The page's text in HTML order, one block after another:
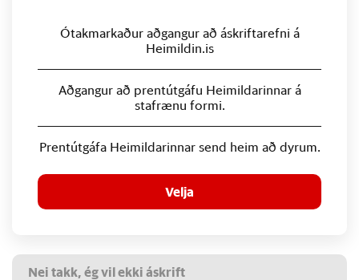
Ótakmarkaður aðgangur að áskriftarefni á
Heimildin.is
Aðgangur að prentútgáfu Heimildarinnar á
stafrænu formi.
Prentútgáfa Heimildarinnar send heim að dyrum.
Velja
Nei takk, ég vil ekki áskrift